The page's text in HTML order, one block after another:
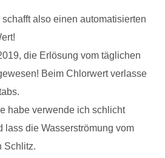
schafft also einen automatisierten
die Erlösung vom täglichen
Beim Chlorwert verlasse
habe verwende ich schlicht
lass die Wasserströmung vom
Schlitz.